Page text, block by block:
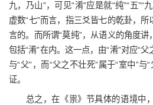
九，乃山”，可见“淆”应是就“纯”“五”“
虚数“七”而言，指三爻皆七的乾卦，所
言的。而所谓“莫纯”，从语义的角度讲
包括“淆”在内。这一点，由“淆”对应“父
与“父”，而“父之不壮死”属于“室中”
证。
总之，在《祟》节具体的语境中